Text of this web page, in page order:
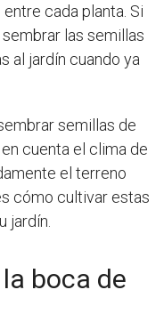
cada planta. Si
las semillas
al jardín cuando ya
semillas de
cuenta el clima de
el terreno
cómo cultivar estas
jardín.
boca de